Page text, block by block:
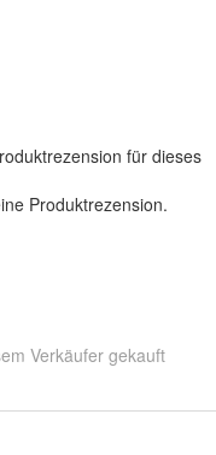
für dieses
Produktrezension.
Verkäufer gekauft